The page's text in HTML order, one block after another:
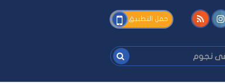
حمل التطبيق